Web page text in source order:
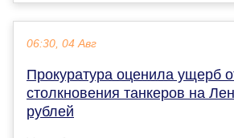
06:30, 04 Авг
Прокуратура оценила ущерб
столкновения танкеров на
рублей